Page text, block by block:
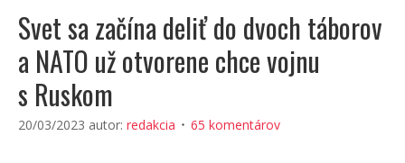
Svet sa začína deliť do dvoch táborov
a NATO už otvorene chce vojnu
s Ruskom
20/03/2023 autor: redakcia 65 komentárov